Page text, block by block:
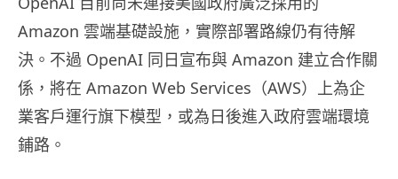
Amazon 雲端基礎設施，實際部署路線仍有待解
決。不過 OpenAI 同日宣布與 Amazon 建立合作關
係，將在 Amazon Web Services（AWS）上為企
業客戶運行旗下模型，或為日後進入政府雲端環境
鋪路。